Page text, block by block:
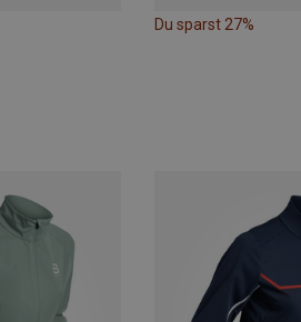
Du sparst 27%